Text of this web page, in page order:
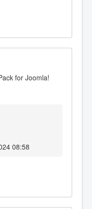
for Joomla!
08:58